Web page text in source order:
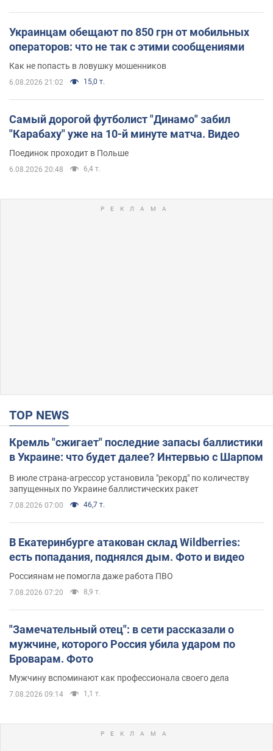
Украинцам обещают по 850 грн от мобильных
операторов: что не так с этими сообщениями
Как не попасть в ловушку мошенников
6.08.2026 21:02 15,0 т.
Самый дорогой футболист "Динамо" забил
"Карабаху" уже на 10-й минуте матча. Видео
Поединок проходит в Польше
6.08.2026 20:48 6,4 т.
TOP NEWS
Кремль "сжигает" последние запасы баллистики
в Украине: что будет далее? Интервью с Шарпом
В июле страна-агрессор установила "рекорд" по количеству
запущенных по Украине баллистических ракет
7.08.2026 07:00 46,7 т.
В Екатеринбурге атакован склад Wildberries:
есть попадания, поднялся дым. Фото и видео
Россиянам не помогла даже работа ПВО
7.08.2026 07:20 8,9 т.
"Замечательный отец": в сети рассказали о
мужчине, которого Россия убила ударом по
Броварам. Фото
Мужчину вспоминают как профессионала своего дела
7.08.2026 09:14 1,1 т.